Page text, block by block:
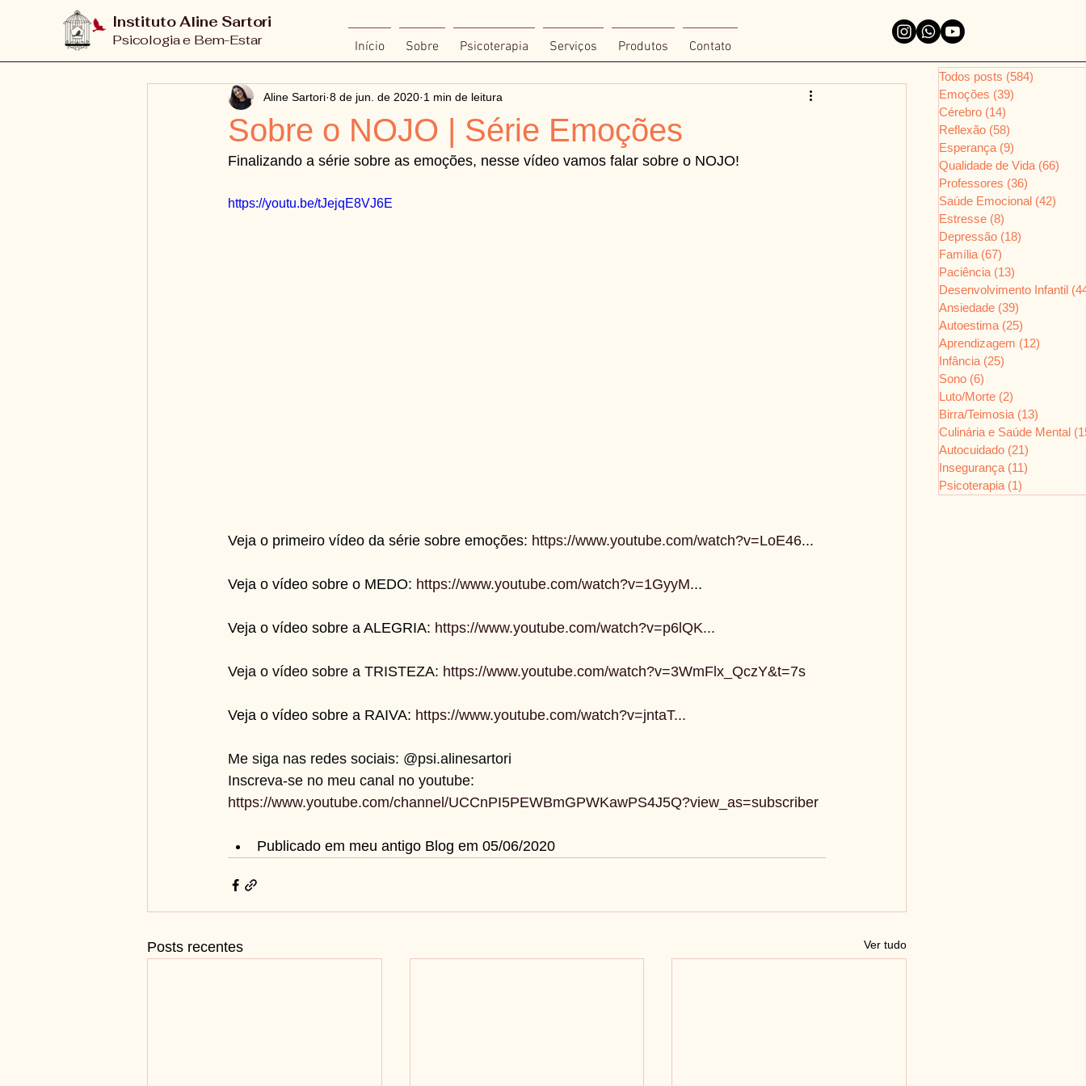
Instituto Aline Sartori
Psicologia e Bem-Estar Início Sobre Psicoterapia Serviços Produtos Contato
Sobre o NOJO | Série Emoções
Aline Sartori 8 de jun. de 2020 1 min de leitura
Finalizando a série sobre as emoções, nesse vídeo vamos falar sobre o NOJO!
https://youtu.be/tJejqE8VJ6E
Veja o primeiro vídeo da série sobre emoções: https://www.youtube.com/watch?v=LoE46...
Veja o vídeo sobre o MEDO: https://www.youtube.com/watch?v=1GyyM...
Veja o vídeo sobre a ALEGRIA: https://www.youtube.com/watch?v=p6lQK...
Veja o vídeo sobre a TRISTEZA: https://www.youtube.com/watch?v=3WmFlx_QczY&t=7s
Veja o vídeo sobre a RAIVA: https://www.youtube.com/watch?v=jntaT...
Me siga nas redes sociais: @psi.alinesartori
Inscreva-se no meu canal no youtube:
https://www.youtube.com/channel/UCCnPI5PEWBmGPWKawPS4J5Q?view_as=subscriber
Publicado em meu antigo Blog em 05/06/2020
Posts recentes Ver tudo
Todos posts (584)
Emoções (39)
Cérebro (14)
Reflexão (58)
Esperança (9)
Qualidade de Vida (66)
Professores (36)
Saúde Emocional (42)
Estresse (8)
Depressão (18)
Família (67)
Paciência (13)
Desenvolvimento Infantil
Ansiedade (39)
Autoestima (25)
Aprendizagem (12)
Infância (25)
Sono (6)
Luto/Morte (2)
Birra/Teimosia (13)
Culinária e Saúde Mental
Autocuidado (21)
Insegurança (11)
Psicoterapia (1)